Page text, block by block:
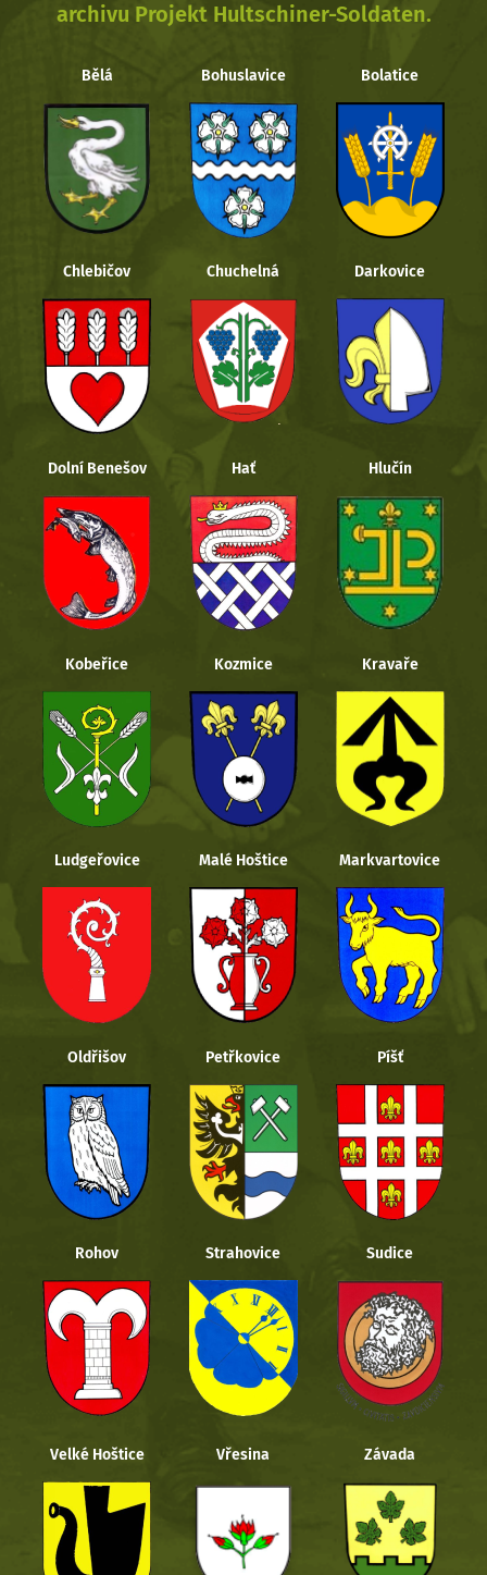
archivu Projekt Hultschiner-Soldaten.
Bělá Bohuslavice Bolatice
Chlebičov Chuchelná Darkovice
Dolní Benešov Hať Hlučín
Kobeřice Kozmice Kravaře
Ludgeřovice Malé Hoštice Markvartovice
Oldřišov Petřkovice Píšť
Rohov Strahovice Sudice
Velké Hoštice Vřesina Závada